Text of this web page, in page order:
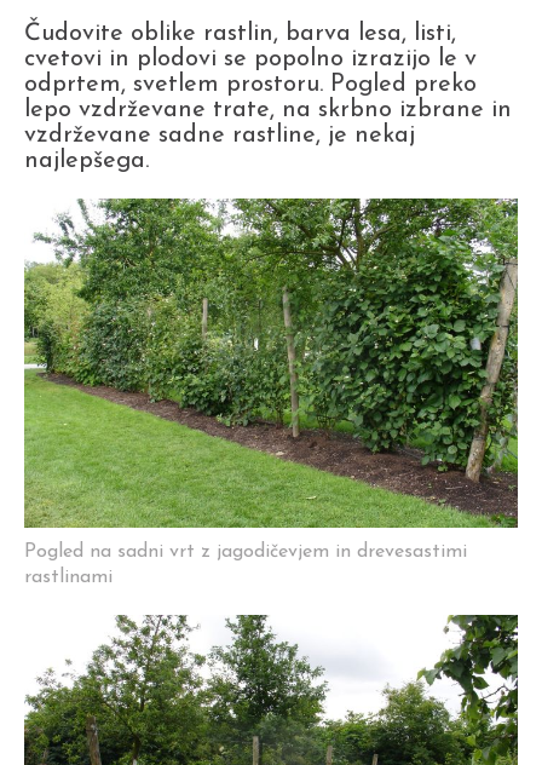
Čudovite oblike rastlin, barva lesa, listi,
cvetovi in plodovi se popolno izrazijo le v
odprtem, svetlem prostoru. Pogled preko
lepo vzdrževane trate, na skrbno izbrane in
vzdrževane sadne rastline, je nekaj
najlepšega.
Pogled na sadni vrt z jagodičevjem in drevesastimi
rastlinami